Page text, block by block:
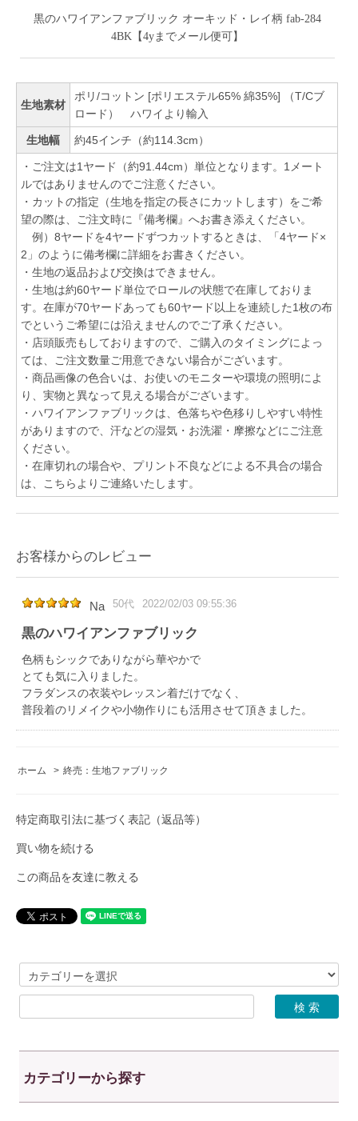
黒のハワイアンファブリック オーキッド・レイ柄 fab-284
4BK【4yまでメール便可】
生地素材
ポリ/コットン [ポリエステル65% 綿35%] （T/Cブ
ロード） ハワイより輸入
生地幅 約45インチ（約114.3cm）
・ご注文は1ヤード（約91.44cm）単位となります。1メート
ルではありませんのでご注意ください。
・カットの指定（生地を指定の長さにカットします）をご希
望の際は、ご注文時に『備考欄』へお書き添えください。
例）8ヤードを4ヤードずつカットするときは、「4ヤード×
2」のように備考欄に詳細をお書きください。
・生地の返品および交換はできません。
・生地は約60ヤード単位でロールの状態で在庫しておりま
す。在庫が70ヤードあっても60ヤード以上を連続した1枚の布
でというご希望には沿えませんのでご了承ください。
・店頭販売もしておりますので、ご購入のタイミングによっ
ては、ご注文数量ご用意できない場合がございます。
・商品画像の色合いは、お使いのモニターや環境の照明によ
り、実物と異なって見える場合がございます。
・ハワイアンファブリックは、色落ちや色移りしやすい特性
がありますので、汗などの湿気・お洗濯・摩擦などにご注意
ください。
・在庫切れの場合や、プリント不良などによる不具合の場合
は、こちらよりご連絡いたします。
お客様からのレビュー
Na 50代 2022/02/03 09:55:36
黒のハワイアンファブリック
色柄もシックでありながら華やかで
とても気に入りました。
フラダンスの衣装やレッスン着だけでなく、
普段着のリメイクや小物作りにも活用させて頂きました。
ホーム > 終売：生地ファブリック
特定商取引法に基づく表記（返品等）
買い物を続ける
この商品を友達に教える
カテゴリーから探す